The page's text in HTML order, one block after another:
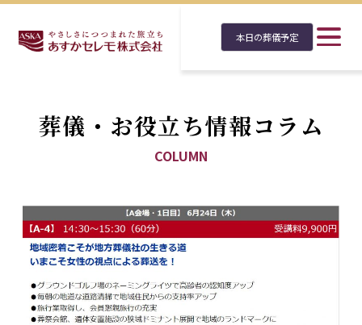
本日の葬儀予定
葬儀・お役立ち情報コラム
COLUMN